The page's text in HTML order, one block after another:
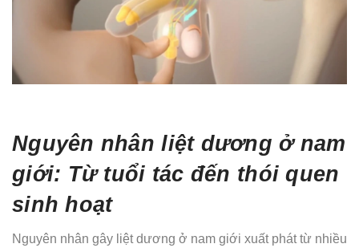
Nguyên nhân liệt dương ở nam
giới: Từ tuổi tác đến thói quen
sinh hoạt
Nguyên nhân gây liệt dương ở nam giới xuất phát từ nhiều